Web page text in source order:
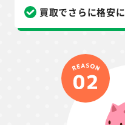
買取でさらに格安に